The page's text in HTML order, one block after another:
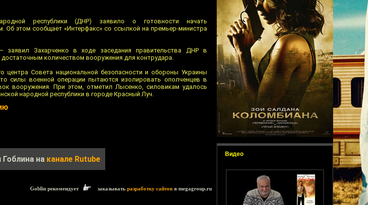
Видео
республики (ДНР) заявило о готовности начать
Об этом сообщает «Интерфакс» со ссылкой на премьер-министра
Захарченко в ходе заседания правительства ДНР в
количеством вооружения для контрудара.
центра Совета национальной безопасности и обороны Украины
силы военной операции пытаются изолировать ополченцев в
вооружения. При этом, отметил Лысенко, силовикам удалось
народной республики в городе Красный Луч.
на канале Rutube
Goblin рекомендует заказывать разработку сайтов в megagroup.ru